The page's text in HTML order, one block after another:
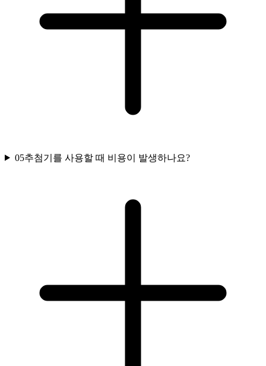
05추첨기를 사용할 때 비용이 발생하나요?